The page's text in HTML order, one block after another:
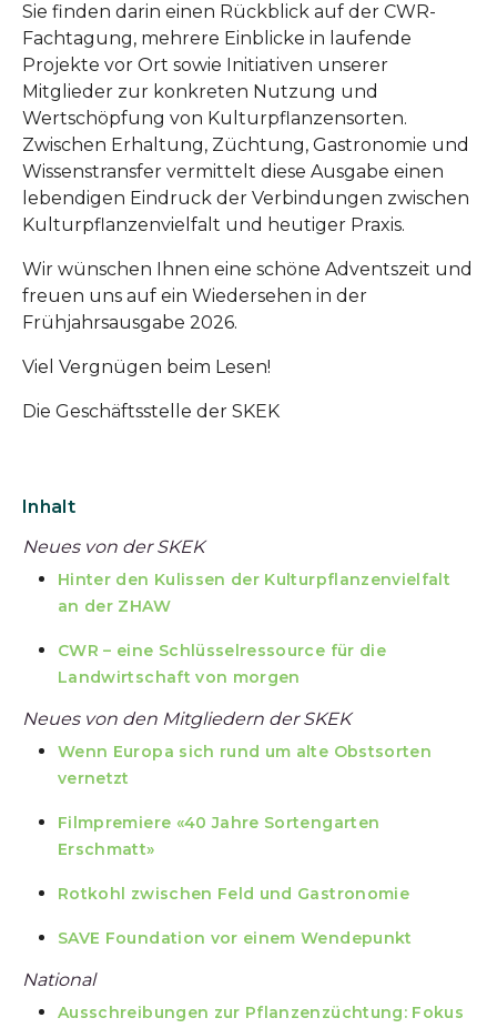
Sie finden darin einen Rückblick auf der CWR-
Fachtagung, mehrere Einblicke in laufende
Projekte vor Ort sowie Initiativen unserer
Mitglieder zur konkreten Nutzung und
Wertschöpfung von Kulturpflanzen­sorten.
Zwischen Erhaltung, Züchtung, Gastronomie und
Wissenstransfer vermittelt diese Ausgabe einen
lebendigen Eindruck der Verbindungen zwischen
Kulturpflanzenvielfalt und heutiger Praxis.
Wir wünschen Ihnen eine schöne Adventszeit und
freuen uns auf ein Wiedersehen in der
Frühjahrsausgabe 2026.
Viel Vergnügen beim Lesen!
Die Geschäftsstelle der SKEK
Inhalt
Neues von der SKEK
Hinter den Kulissen der Kulturpflanzenvielfalt
an der ZHAW
CWR – eine Schlüsselressource für die
Landwirtschaft von morgen
Neues von den Mitgliedern der SKEK
Wenn Europa sich rund um alte Obstsorten
vernetzt
Filmpremiere «40 Jahre Sortengarten
Erschmatt»
Rotkohl zwischen Feld und Gastronomie
SAVE Foundation vor einem Wendepunkt
National
Ausschreibungen zur Pflanzenzüchtung: Fokus